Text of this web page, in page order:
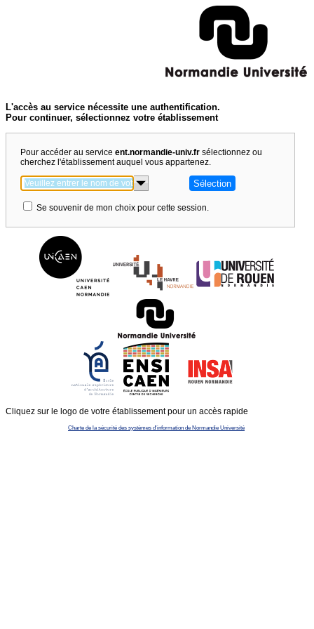
L'accès au service nécessite une authentification.
Pour continuer, sélectionnez votre établissement
Pour accéder au service ent.normandie-univ.fr sélectionnez ou
cherchez l'établissement auquel vous appartenez.
Se souvenir de mon choix pour cette session.
Cliquez sur le logo de votre établissement pour un accès rapide
Charte de la sécurité des systèmes d'information de Normandie Université